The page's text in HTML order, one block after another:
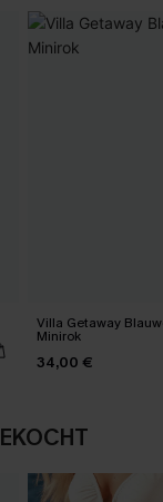
Villa Getaway
Minirok
34,00 €